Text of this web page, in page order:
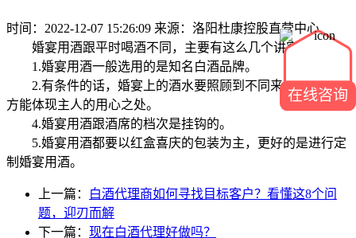
时间：2022-12-07 15:26:09 来源：洛阳杜康控股直营中心
婚宴用酒跟平时喝酒不同，主要有这么几个讲究：
1.婚宴用酒一般选用的是知名白酒品牌。
2.有条件的话，婚宴上的酒水要照顾到不同来宾的喜好，
方能体现主人的用心之处。
4.婚宴用酒跟酒席的档次是挂钩的。
5.婚宴用酒都要以红盒喜庆的包装为主，更好的是进行定
制婚宴用酒。
上一篇：
白酒代理商如何寻找目标客户？看懂这8个问
题，迎刃而解
下一篇： 现在白酒代理好做吗？
在线咨询